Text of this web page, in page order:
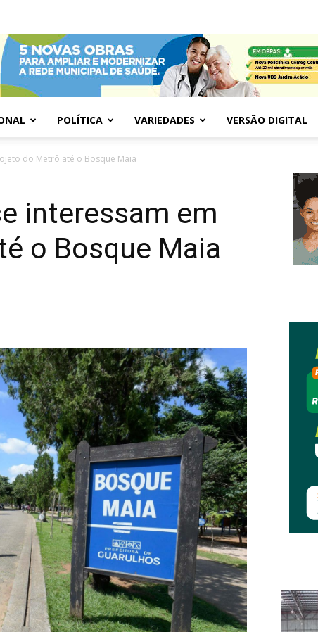
POLÍTICA VARIEDADES VERSÃO DIGITAL
do Metrô até o Bosque Maia
interessam em
o Bosque Maia